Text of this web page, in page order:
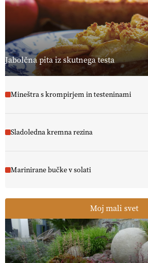
Jabolčna pita iz skutnega testa
Mineštra s krompirjem in testeninami
Sladoledna kremna rezina
Marinirane bučke v solati
Moj mali svet